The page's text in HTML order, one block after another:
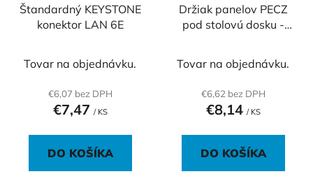
Štandardný KEYSTONE
konektor LAN 6E
Tovar na objednávku.
€6,07 bez DPH
€7,47 / KS
DO KOŠÍKA
Držiak panelov PECZ
pod stolovú dosku -
Tovar na objednávku.
€6,62 bez DPH
€8,14 / KS
DO KOŠÍKA